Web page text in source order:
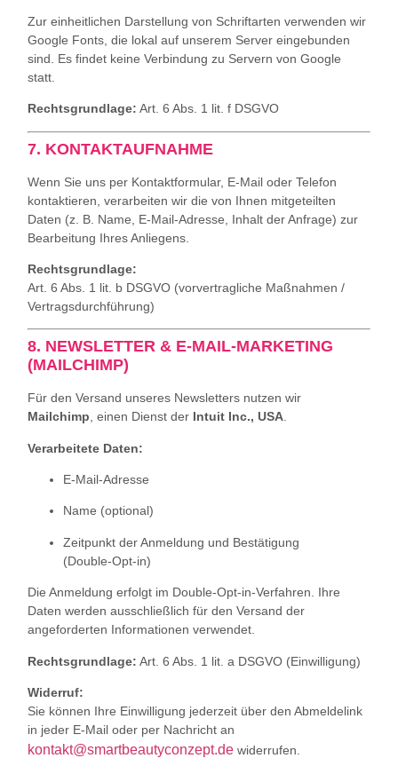
Zur einheitlichen Darstellung von Schriftarten verwenden wir
Google Fonts, die lokal auf unserem Server eingebunden
sind. Es findet keine Verbindung zu Servern von Google
statt.
Rechtsgrundlage: Art. 6 Abs. 1 lit. f DSGVO
7. KONTAKTAUFNAHME
Wenn Sie uns per Kontaktformular, E‑Mail oder Telefon
kontaktieren, verarbeiten wir die von Ihnen mitgeteilten
Daten (z. B. Name, E‑Mail‑Adresse, Inhalt der Anfrage) zur
Bearbeitung Ihres Anliegens.
Rechtsgrundlage:
Art. 6 Abs. 1 lit. b DSGVO (vorvertragliche Maßnahmen /
Vertragsdurchführung)
8. NEWSLETTER & E‑MAIL‑MARKETING
(MAILCHIMP)
Für den Versand unseres Newsletters nutzen wir
Mailchimp, einen Dienst der Intuit Inc., USA.
Verarbeitete Daten:
E‑Mail‑Adresse
Name (optional)
Zeitpunkt der Anmeldung und Bestätigung
(Double‑Opt‑in)
Die Anmeldung erfolgt im Double‑Opt‑in‑Verfahren. Ihre
Daten werden ausschließlich für den Versand der
angeforderten Informationen verwendet.
Rechtsgrundlage: Art. 6 Abs. 1 lit. a DSGVO (Einwilligung)
Widerruf:
Sie können Ihre Einwilligung jederzeit über den Abmeldelink
in jeder E‑Mail oder per Nachricht an
kontakt@smartbeautyconzept.de widerrufen.